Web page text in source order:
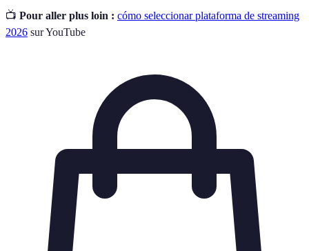
📺 Pour aller plus loin : cómo seleccionar plataforma de streaming
2026 sur YouTube